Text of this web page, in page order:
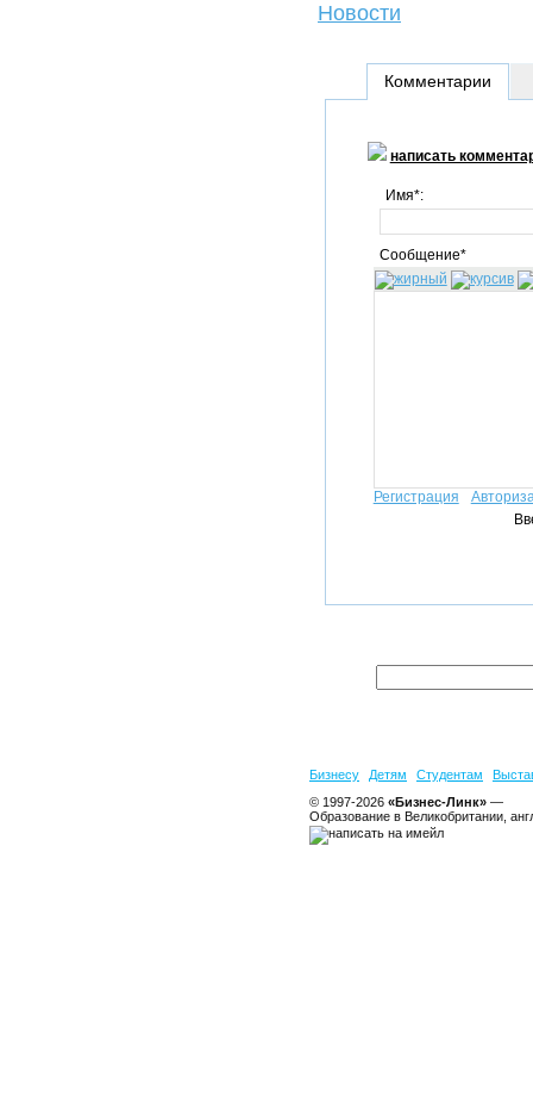
Новости
Комментарии
написать
Имя*:
Сообщение*
Регистрация
Бизнесу Детям Студентам
© 1997-2026 «Бизнес-Линк» —
Образование в Великобритании,